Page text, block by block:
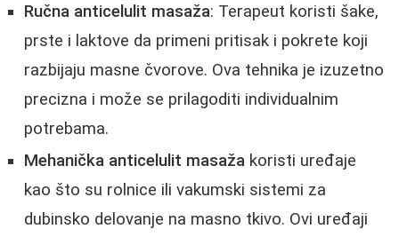
Ručna anticelulit masaža: Terapeut koristi šake,
prste i laktove da primeni pritisak i pokrete koji
razbijaju masne čvorove. Ova tehnika je izuzetno
precizna i može se prilagoditi individualnim
potrebama.
Mehanička anticelulit masaža koristi uređaje
kao što su rolnice ili vakumski sistemi za
dubinsko delovanje na masno tkivo. Ovi uređaji